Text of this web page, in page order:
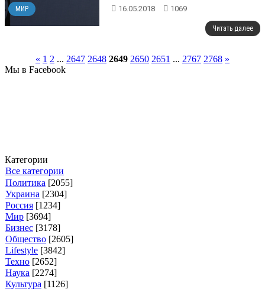
МИР 16.05.2018 1069
Читать далее
« 1 2 ... 2647 2648 2649 2650 2651 ... 2767 2768 »
Мы в Facebook
Категории
Все категории
Политика [2055]
Украина [2304]
Россия [1234]
Мир [3694]
Бизнес [3178]
Общество [2605]
Lifestyle [3842]
Техно [2652]
Наука [2274]
Культура [1126]